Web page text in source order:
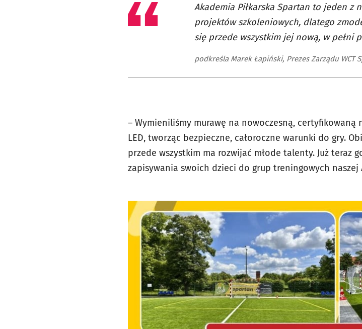
Akademia Piłkarska Spartan to jeden z
projektów szkoleniowych, dlatego
się przede wszystkim jej nową, w pełni
podkreśla Marek Łapiński, Prezes Zarządu WCT
– Wymieniliśmy murawę na nowoczesną,
LED, tworząc bezpieczne, całoroczne warunki do gry.
przede wszystkim ma rozwijać młode talenty. Już teraz
zapisywania swoich dzieci do grup treningowych